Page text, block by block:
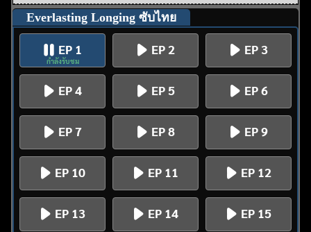
Everlasting Longing ซับไทย
EP 1
กำลังรับชม
EP 2 EP 3
EP 4 EP 5 EP 6
EP 7 EP 8 EP 9
EP 10 EP 11 EP 12
EP 13 EP 14 EP 15